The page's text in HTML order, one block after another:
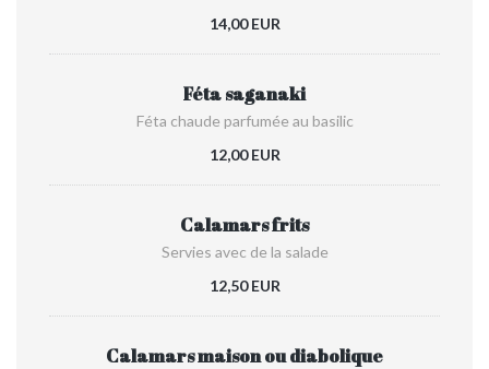
14,00 EUR
Féta saganaki
Féta chaude parfumée au basilic
12,00 EUR
Calamars frits
Servies avec de la salade
12,50 EUR
Calamars maison ou diabolique